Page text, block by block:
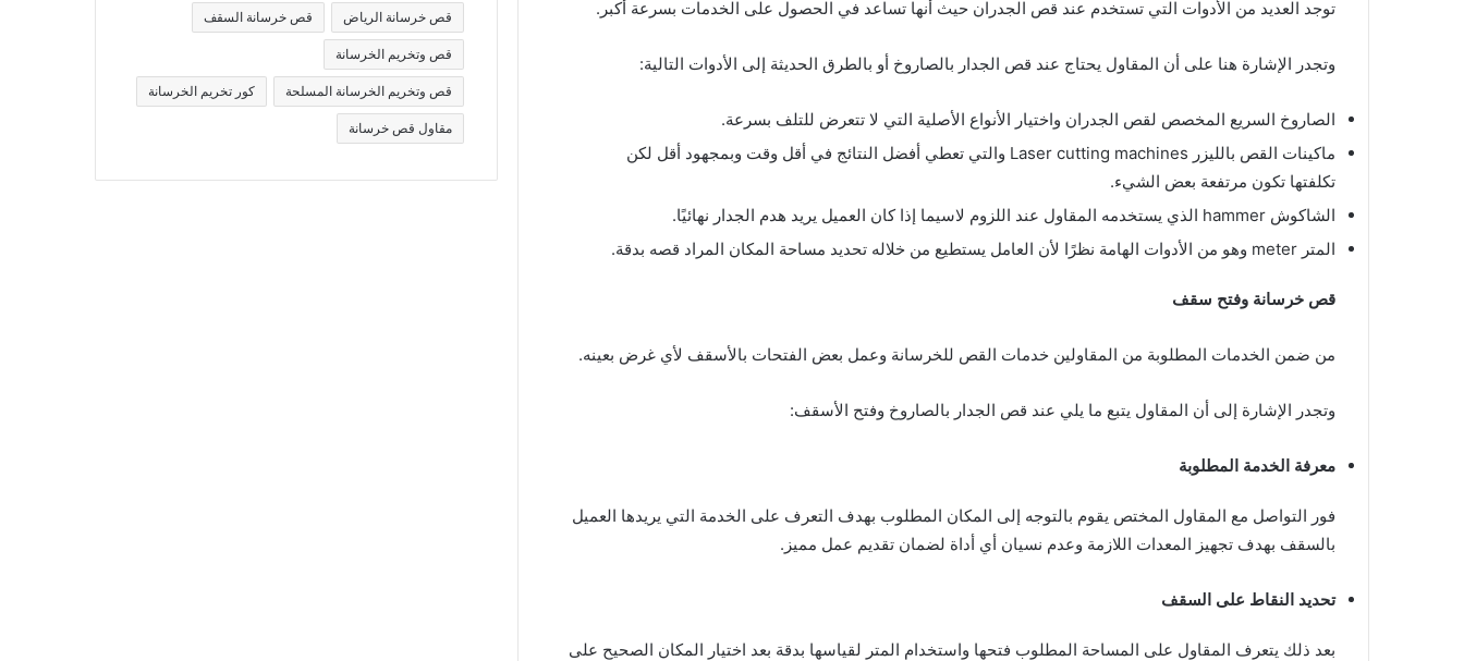
توجد العديد من الأدوات التي تستخدم عند قص الجدران حيث أنها تساعد في الحصول على الخدمات بسرعة أكبر.
وتجدر الإشارة هنا على أن المقاول يحتاج عند قص الجدار بالصاروخ أو بالطرق الحديثة إلى الأدوات التالية:
الصاروخ السريع المخصص لقص الجدران واختيار الأنواع الأصلية التي لا تتعرض للتلف بسرعة.
ماكينات القص بالليزر Laser cutting machines والتي تعطي أفضل النتائج في أقل وقت وبمجهود أقل لكن
تكلفتها تكون مرتفعة بعض الشيء.
الشاكوش hammer الذي يستخدمه المقاول عند اللزوم لاسيما إذا كان العميل يريد هدم الجدار نهائيًا.
المتر meter وهو من الأدوات الهامة نظرًا لأن العامل يستطيع من خلاله تحديد مساحة المكان المراد قصه بدقة.
قص خرسانة وفتح سقف
من ضمن الخدمات المطلوبة من المقاولين خدمات القص للخرسانة وعمل بعض الفتحات بالأسقف لأي غرض بعينه.
وتجدر الإشارة إلى أن المقاول يتبع ما يلي عند قص الجدار بالصاروخ وفتح الأسقف:
معرفة الخدمة المطلوبة
فور التواصل مع المقاول المختص يقوم بالتوجه إلى المكان المطلوب بهدف التعرف على الخدمة التي يريدها العميل
بالسقف بهدف تجهيز المعدات اللازمة وعدم نسيان أي أداة لضمان تقديم عمل مميز.
تحديد النقاط على السقف
بعد ذلك يتعرف المقاول على المساحة المطلوب فتحها واستخدام المتر لقياسها بدقة بعد اختيار المكان الصحيح على
قص خرسانة الرياض قص خرسانة السقف
قص وتخريم الخرسانة
قص وتخريم الخرسانة المسلحة كور تخريم الخرسانة
مقاول قص خرسانة